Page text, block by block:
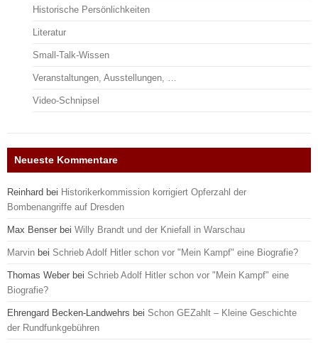
Historische Persönlichkeiten
Literatur
Small-Talk-Wissen
Veranstaltungen, Ausstellungen, …
Video-Schnipsel
Neueste Kommentare
Reinhard bei Historikerkommission korrigiert Opferzahl der
Bombenangriffe auf Dresden
Max Benser bei Willy Brandt und der Kniefall in Warschau
Marvin bei Schrieb Adolf Hitler schon vor "Mein Kampf" eine Biografie?
Thomas Weber bei Schrieb Adolf Hitler schon vor "Mein Kampf" eine
Biografie?
Ehrengard Becken-Landwehrs bei Schon GEZahlt – Kleine Geschichte
der Rundfunkgebühren